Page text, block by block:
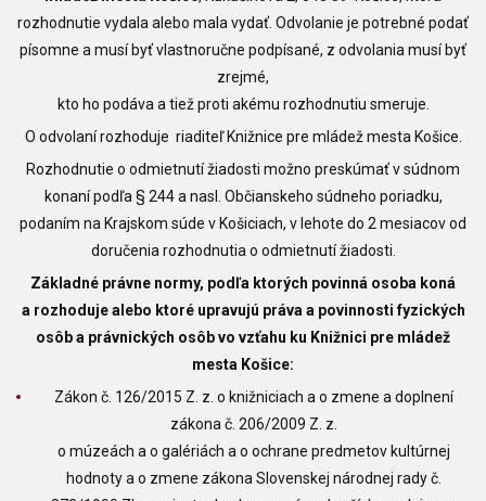
rozhodnutie vydala alebo mala vydať. Odvolanie je potrebné podať
písomne a musí byť vlastnoručne podpísané, z odvolania musí byť
zrejmé,
kto ho podáva a tiež proti akému rozhodnutiu smeruje.
O odvolaní rozhoduje riaditeľ Knižnice pre mládež mesta Košice.
Rozhodnutie o odmietnutí žiadosti možno preskúmať v súdnom
konaní podľa § 244 a nasl. Občianskeho súdneho poriadku,
podaním na Krajskom súde v Košiciach, v lehote do 2 mesiacov od
doručenia rozhodnutia o odmietnutí žiadosti.
Základné právne normy, podľa ktorých povinná osoba koná
a rozhoduje alebo ktoré upravujú práva a povinnosti fyzických
osôb a právnických osôb vo vzťahu ku Knižnici pre mládež
mesta Košice:
Zákon č. 126/2015 Z. z. o knižniciach a o zmene a doplnení
zákona č. 206/2009 Z. z.
o múzeách a o galériách a o ochrane predmetov kultúrnej
hodnoty a o zmene zákona Slovenskej národnej rady č.